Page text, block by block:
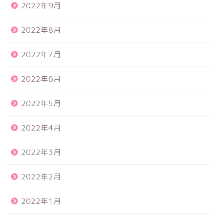
2022年9月
2022年8月
2022年7月
2022年6月
2022年5月
2022年4月
2022年3月
2022年2月
2022年1月